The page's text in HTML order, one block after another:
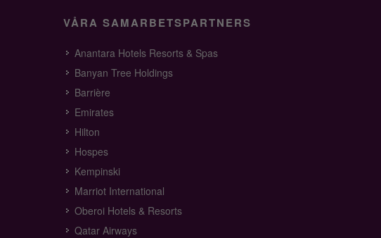
VÅRA SAMARBETSPARTNERS
Anantara Hotels Resorts & Spas
Banyan Tree Holdings
Barrière
Emirates
Hilton
Hospes
Kempinski
Marriot International
Oberoi Hotels & Resorts
Qatar Airways